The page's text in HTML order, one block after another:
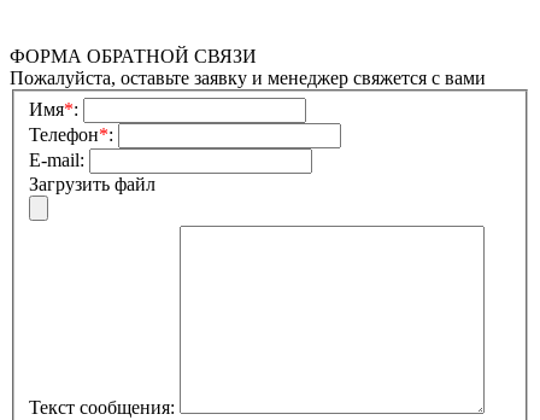
ФОРМА ОБРАТНОЙ СВЯЗИ
Пожалуйста, оставьте заявку и менеджер свяжется с вами
Имя*:
Телефон*:
E-mail:
Загрузить файл
Текст сообщения: